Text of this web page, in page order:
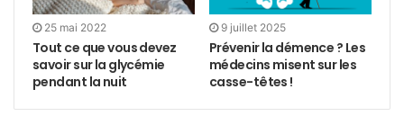
25 mai 2022
Tout ce que vous devez
savoir sur la glycémie
pendant la nuit
9 juillet 2025
Prévenir la démence ? Les
médecins misent sur les
casse-têtes !